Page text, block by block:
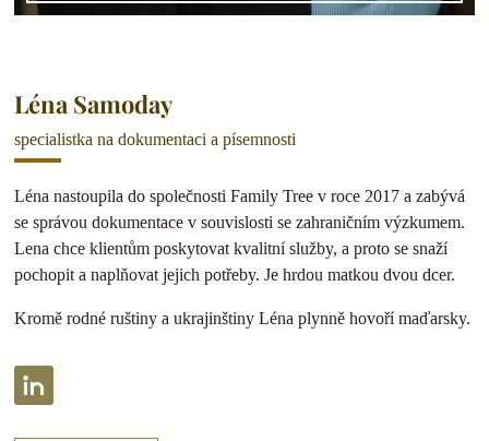
Léna Samoday
specialistka na dokumentaci a písemnosti
Léna nastoupila do společnosti Family Tree v roce 2017 a zabývá
se správou dokumentace v souvislosti se zahraničním výzkumem.
Lena chce klientům poskytovat kvalitní služby, a proto se snaží
pochopit a naplňovat jejich potřeby. Je hrdou matkou dvou dcer.
Kromě rodné ruštiny a ukrajinštiny Léna plynně hovoří maďarsky.